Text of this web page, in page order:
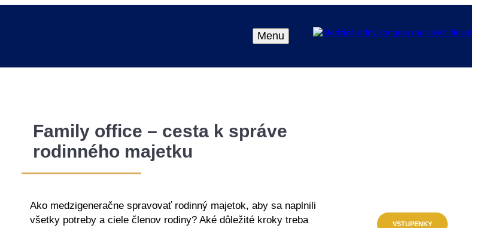
Menu
VSTUPENKY SK
Family office – cesta k správe
rodinného majetku
Ako medzigeneračne spravovať rodinný majetok, aby sa naplnili
všetky potreby a ciele členov rodiny? Aké dôležité kroky treba